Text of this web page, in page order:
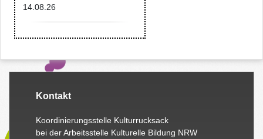
14.08.26
Kontakt
Koordinierungsstelle Kulturrucksack
bei der Arbeitsstelle Kulturelle Bildung NRW